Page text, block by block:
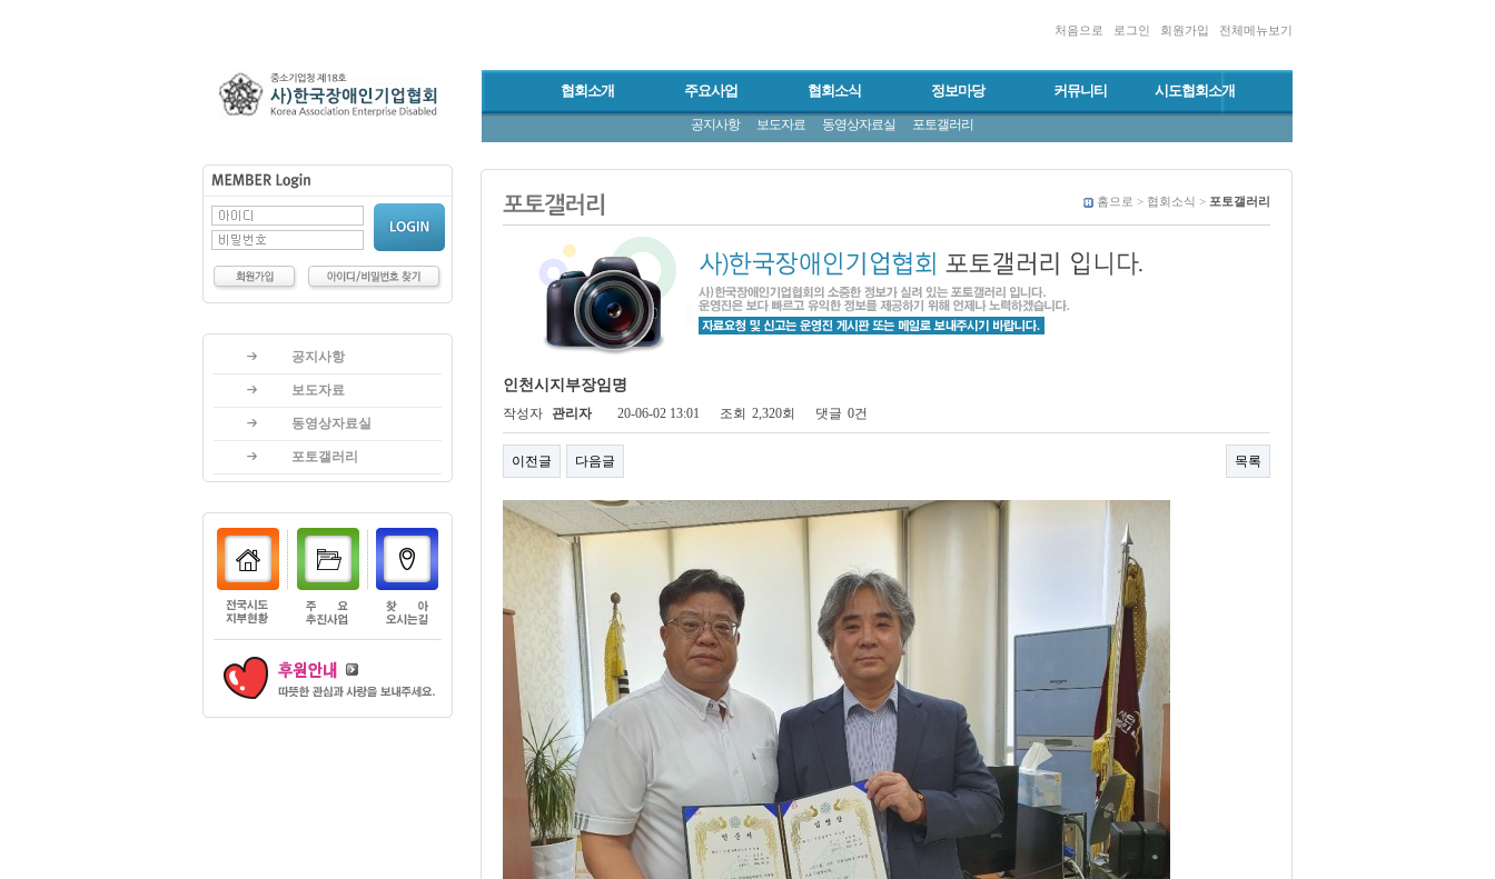
처음으로 로그인 회원가입 전체메뉴보기
협회소개 주요사업 협회소식 정보마당 커뮤니티 시도협회소개
공지사항 보도자료 동영상자료실 포토갤러리
공지사항
보도자료
동영상자료실
포토갤러리
홈으로 > 협회소식 > 포토갤러리
인천시지부장임명
작성자 관리자 20-06-02 13:01 조회 2,320회 댓글 0건
이전글 다음글 목록